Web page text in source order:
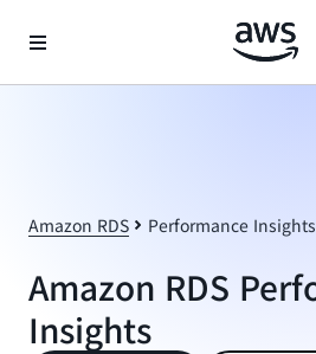
Amazon RDS Performance Insights
Amazon RDS
Insights